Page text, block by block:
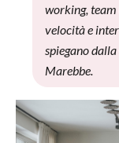
working,
velocità e
spiegano
Marebbe.